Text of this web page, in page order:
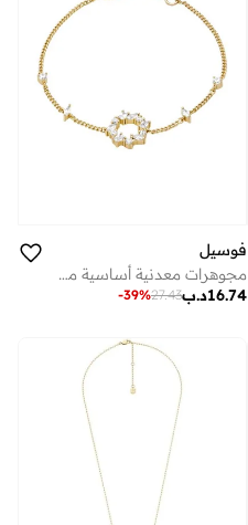
فوسيل
مجوهرات معدنية أساسية مع زركونيا مكعب
د.ب16.74
27.43
-39%